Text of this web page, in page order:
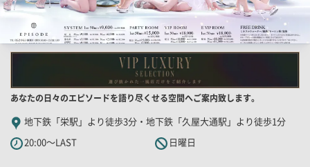
店
舗
PR
キ
あなたの日々のエピソードを語り尽くせる空間へご案内致します。
地下鉄「栄駅」より徒歩3分・地下鉄「久屋大通駅」より徒歩1分
20:00～LAST
日曜日